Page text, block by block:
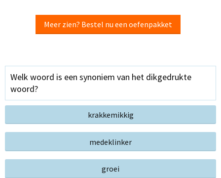
Meer zien? Bestel nu een oefenpakket
Welk woord is een synoniem van het dikgedrukte
woord?
krakkemikkig
medeklinker
groei